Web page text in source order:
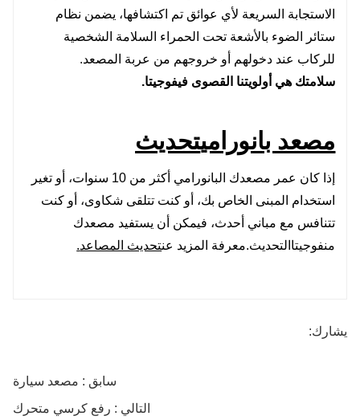
الاستجابة السريعة لأي عوائق تم اكتشافها، يضمن نظام
ستائر الضوء بالأشعة تحت الحمراء السلامة الشخصية
للركاب عند دخولهم أو خروجهم من عربة المصعد.
سلامتك هي أولويتنا القصوى فيفوجيتا.
مصعد بانوراميتحديث
إذا كان عمر مصعدك البانورامي أكثر من 10 سنوات، أو تغير
استخدام المبنى الخاص بك، أو كنت تتلقى شكاوى، أو كنت
تتنافس مع مباني أحدث، فيمكن أن يستفيد مصعدك
منفوجيتا التحديث.معرفة المزيد عنتحديث المصاعد.
يشارك:
سابق : مصعد سيارة
التالي : رفع كرسي متحرك